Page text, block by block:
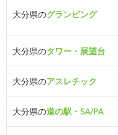
大分県のグランピング
大分県のタワー・展望台
大分県のアスレチック
大分県の道の駅・SA/PA